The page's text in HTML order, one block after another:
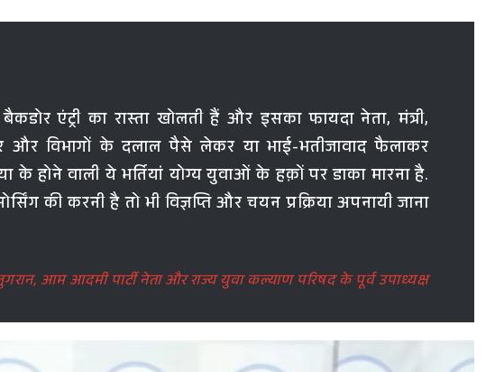
एंट्री का रास्ता खोलती हैं और इसका फायदा नेता, मंत्री,
विभागों के दलाल पैसे लेकर या भाई-भतीजावाद फैलाकर
के होने वाली ये भर्तियां योग्य युवाओं के हक़ों पर डाका मारना है.
की करनी है तो भी विज्ञप्ति और चयन प्रक्रिया अपनायी जाना
जुगरान, आम आदमी पार्टी नेता और राज्य युवा कल्याण परिषद के पूर्व उपाध्यक्ष